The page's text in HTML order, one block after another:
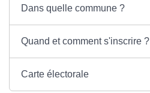
Dans quelle commune ?
Quand et comment s'inscrire ?
Carte électorale